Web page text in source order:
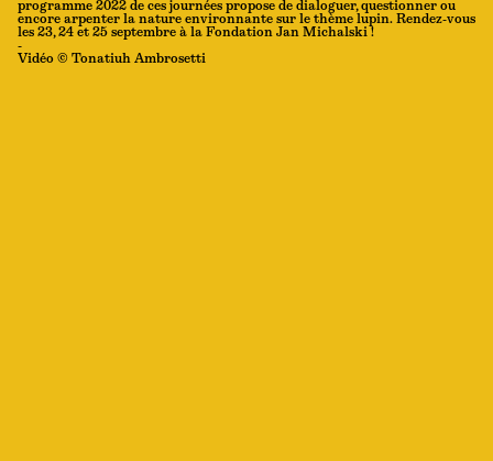
programme 2022 de ces journées propose de dialoguer, questionner ou
encore arpenter la nature environnante sur le thème lupin. Rendez-vous
les 23, 24 et 25 septembre à la Fondation Jan Michalski !
-
Vidéo © Tonatiuh Ambrosetti